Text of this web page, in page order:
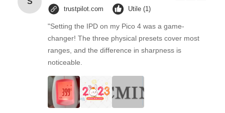
trustpilot.com Utile (1)
"Setting the IPD on my Pico 4 was a game-
changer! The three physical presets cover most
ranges, and the difference in sharpness is
noticeable.